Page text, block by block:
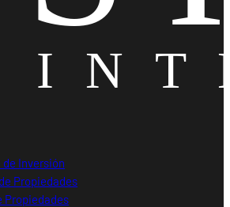
de Inversión
Propiedades
Propiedades